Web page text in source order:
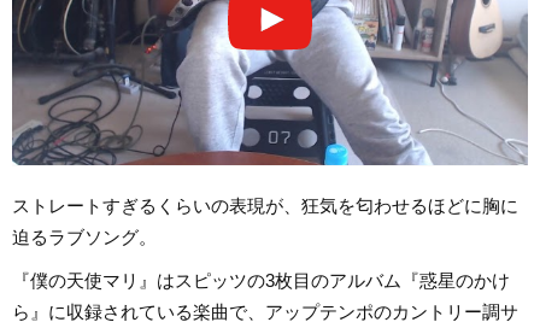
ストレートすぎるくらいの表現が、狂気を匂わせるほどに胸に
迫るラブソング。
『僕の天使マリ』はスピッツの3枚目のアルバム『惑星のかけ
ら』に収録されている楽曲で、アップテンポのカントリー調サ